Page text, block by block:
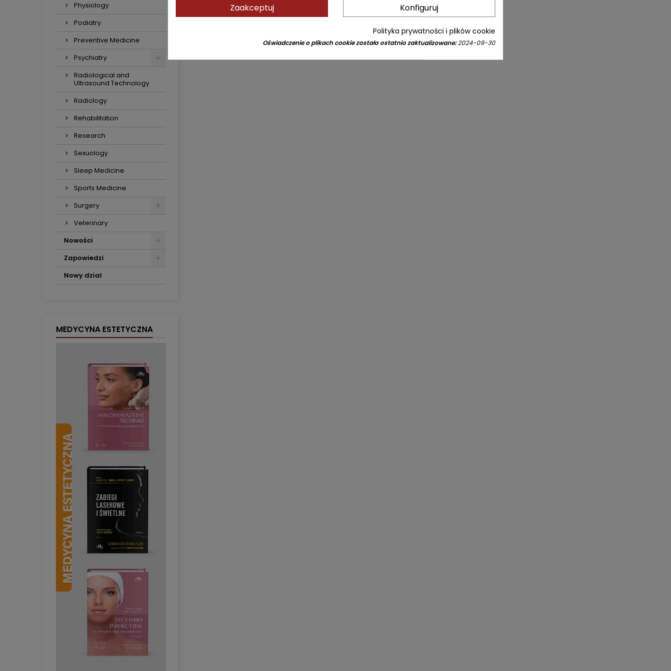
Physiology
Podiatry
Preventive Medicine
Psychiatry
Radiological and
Ultrasound Technology
Radiology
Rehabilitation
Research
Sexuology
Sleep Medicine
Sports Medicine
Surgery
Veterinary
Nowości
Zapowiedzi
Nowy dzial
MEDYCYNA ESTETYCZNA
Zaakceptuj Konfiguruj
Polityka prywatności i plików cookie
Oświadczenie o plikach cookie zostało ostatnio zaktualizowane:2024-09-30